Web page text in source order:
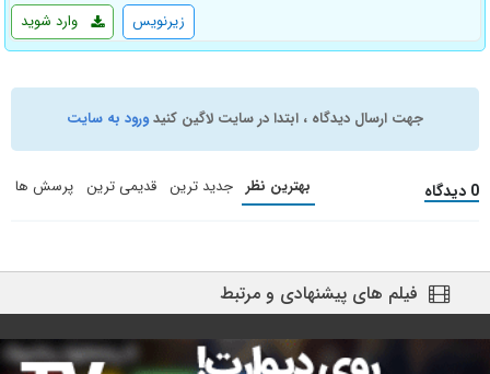
وارد شوید زیرنویس
جهت ارسال دیدگاه ، ابتدا در سایت لاگین کنیدورود به سایت
0 دیدگاه بهترین نظر جدید ترین قدیمی ترین پرسش ها
فیلم های پیشنهادی و مرتبط